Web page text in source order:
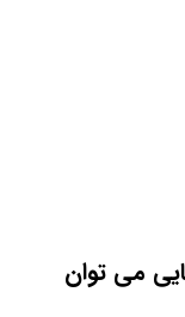
می توان